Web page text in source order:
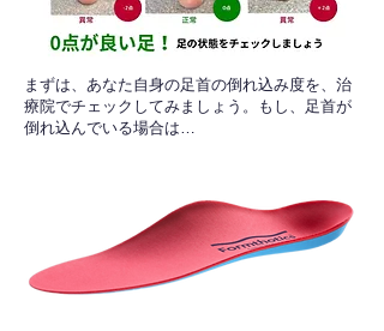
​まずは、あなた自身の足首の倒れ込み度を、治
療院でチェックしてみましょう。もし、足首が
倒れ込んでいる場合は…